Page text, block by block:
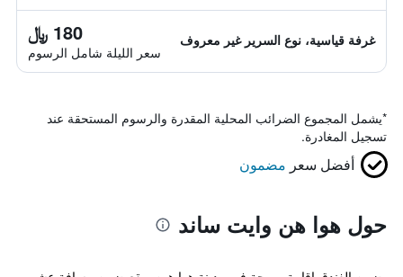
غرفة قياسية، نوع السرير غير معروف 180 ﷼
سعر الليلة شامل الرسوم
*يشمل المجموع الضرائب المحلية المقدرة والرسوم المستحقة عند
تسجيل المغادرة.
أفضل سعر مضمون
حول هوا هن وايت ساند